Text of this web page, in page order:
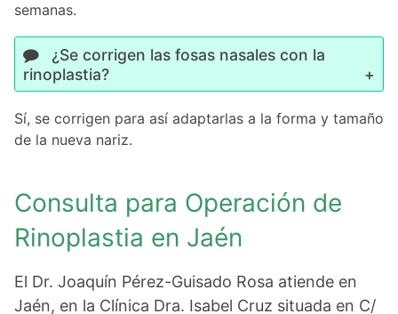
semanas.
¿Se corrigen las fosas nasales con la
rinoplastia?
Sí, se corrigen para así adaptarlas a la forma y tamaño
de la nueva nariz.
Consulta para Operación de
Rinoplastia en Jaén
El Dr. Joaquín Pérez-Guisado Rosa atiende en
Jaén, en la Clínica Dra. Isabel Cruz situada en C/